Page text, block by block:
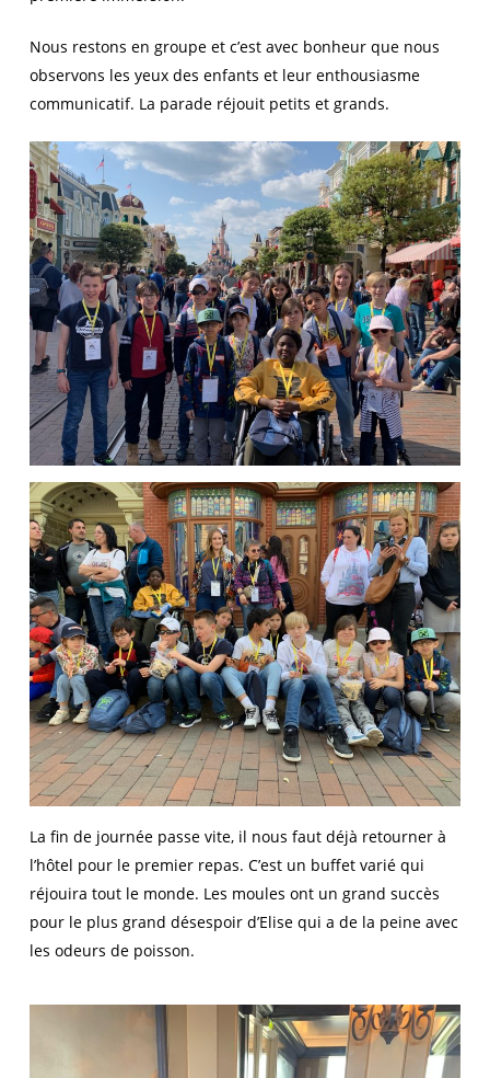
Nous restons en groupe et c’est avec bonheur que nous
observons les yeux des enfants et leur enthousiasme
communicatif. La parade réjouit petits et grands.
La fin de journée passe vite, il nous faut déjà retourner à
l’hôtel pour le premier repas. C’est un buffet varié qui
réjouira tout le monde. Les moules ont un grand succès
pour le plus grand désespoir d’Elise qui a de la peine avec
les odeurs de poisson.